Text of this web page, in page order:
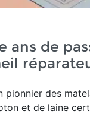
ans de
pionnier des
et de laine